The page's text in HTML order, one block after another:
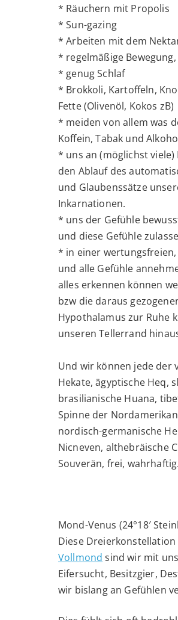
* Räuchern mit Propolis
* Sun-gazing
* Arbeiten mit dem
* regelmäßige
* genug Schlaf
* Brokkoli, Kartoffeln,
Fette (Olivenöl, Kokos zB)
* meiden von allem was
Koffein, Tabak und
* uns an (möglichst
den Ablauf des
und Glaubenssätze
Inkarnationen.
* uns der Gefühle
und diese Gefühle
* in einer
und alle Gefühle
alles erkennen können
bzw die daraus
Hypothalamus zur Ruhe
unseren Tellerrand
Und wir können jede der
Hekate, ägyptische Heq,
brasilianische Huana,
Spinne der
nordisch-germanische
Nicneven, althebräische
Souverän, frei, wahrhaftig.
Mond-Venus (24°18′
Diese
Vollmond sind wir mit
Eifersucht, Besitzgier,
wir bislang an Gefühlen